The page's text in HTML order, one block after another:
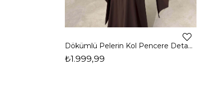
Dökümlü Pelerin Kol Pencere Detaylı Maxi Kahverengi Arlev Kadın Elbise 26Y511
₺1.999,99